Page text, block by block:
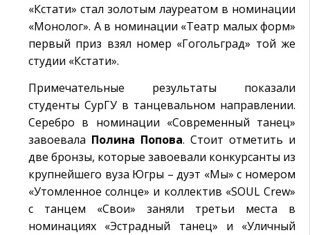
«Кстати» стал золотым лауреатом в номинации
«Монолог». А в номинации «Театр малых форм»
первый приз взял номер «Гогольград» той же
студии «Кстати».
Примечательные результаты показали
студенты СурГУ в танцевальном направлении.
Серебро в номинации «Современный танец»
завоевала Полина Попова. Стоит отметить и
две бронзы, которые завоевали конкурсанты из
крупнейшего вуза Югры – дуэт «Мы» с номером
«Утомленное солнце» и коллектив «SOUL Crew»
с танцем «Свои» заняли третьи места в
номинациях «Эстрадный танец» и «Уличный